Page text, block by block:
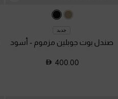
جديد
صندل بوت جوبلين مزموم - أسود
400.00